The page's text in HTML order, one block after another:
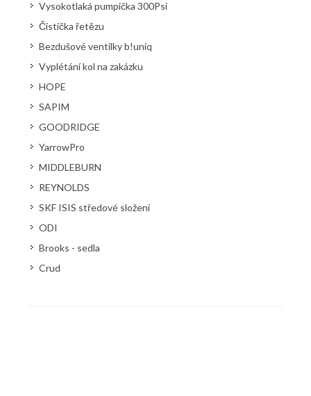
Vysokotlaká pumpička 300Psi
Čistička řetězu
Bezdušové ventilky b!uniq
Vyplétání kol na zakázku
HOPE
SAPIM
GOODRIDGE
YarrowPro
MIDDLEBURN
REYNOLDS
SKF ISIS středové složení
ODI
Brooks - sedla
Crud